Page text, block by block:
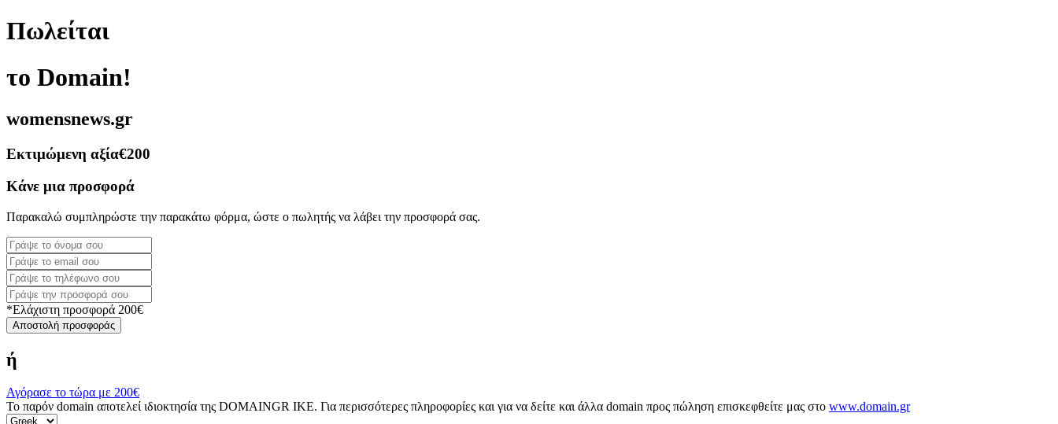
Πωλείται
το Domain!
womensnews.gr
Εκτιμώμενη αξία€200
Κάνε μια προσφορά
Παρακαλώ συμπληρώστε την παρακάτω φόρμα, ώστε ο πωλητής να λάβει την προσφορά σας.
*Ελάχιστη προσφορά 200€
Αποστολή προσφοράς
ή
Αγόρασε το τώρα με 200€
Το παρόν domain αποτελεί ιδιοκτησία της DOMAINGR ΙΚΕ. Για περισσότερες πληροφορίες και για να δείτε και άλλα domain προς πώληση επισκεφθείτε μας στο www.domain.gr